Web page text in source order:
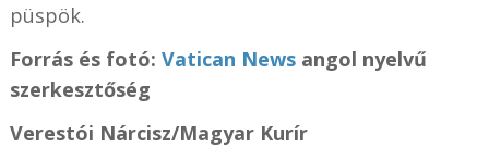
püspök.
Forrás és fotó: Vatican News angol nyelvű
szerkesztőség
Verestói Nárcisz/Magyar Kurír